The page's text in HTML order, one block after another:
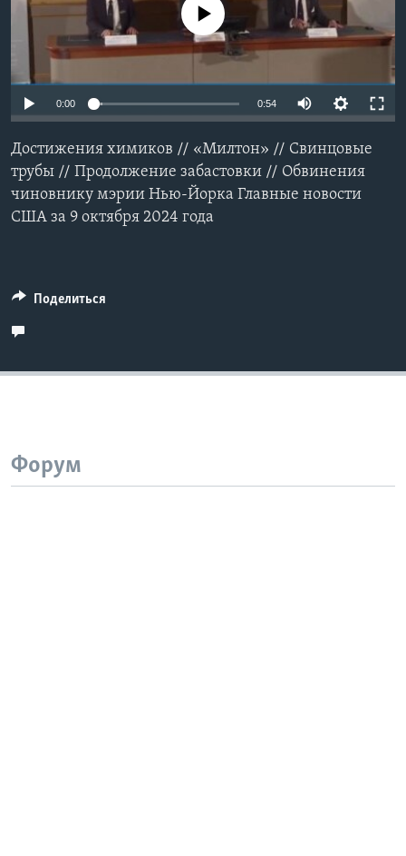
Learning English
СОЦИАЛЬНЫЕ СЕТИ
Языки
No media source currently available
0:00 0:54
Достижения химиков // «Милтон» // Свинцовые
трубы // Продолжение забастовки // Обвинения
чиновнику мэрии Нью-Йорка Главные новости
США за 9 октября 2024 года
Поделиться
Форум